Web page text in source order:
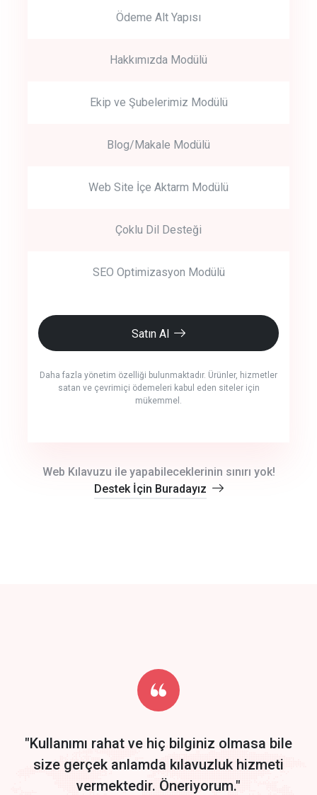
Ödeme Alt Yapısı
Hakkımızda Modülü
Ekip ve Şubelerimiz Modülü
Blog/Makale Modülü
Web Site İçe Aktarm Modülü
Çoklu Dil Desteği
SEO Optimizasyon Modülü
Satın Al
Daha fazla yönetim özelliği bulunmaktadır. Ürünler, hizmetler
satan ve çevrimiçi ödemeleri kabul eden siteler için
mükemmel.
Start by trying our service for 30 days free trial no credit card
required.
Web Kılavuzu ile yapabileceklerinin sınırı yok!
Destek İçin Buradayız
"Kullanımı rahat ve hiç bilginiz olmasa bile
size gerçek anlamda kılavuzluk hizmeti
vermektedir. Öneriyorum."